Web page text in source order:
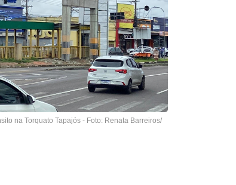
na Torquato Tapajós - Foto: Renata Barreiros/